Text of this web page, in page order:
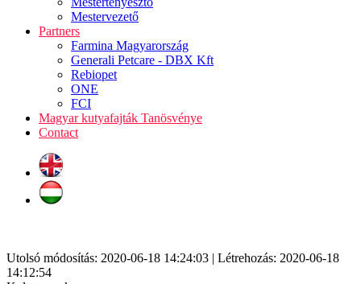
Mestervezető
Partners
Farmina Magyarország
Generali Petcare - DBX Kft
Rebiopet
ONE
FCI
Magyar kutyafajták Tanösvénye
Contact
Utolsó módosítás: 2020-06-18 14:24:03 | Létrehozás: 2020-06-18
14:12:54